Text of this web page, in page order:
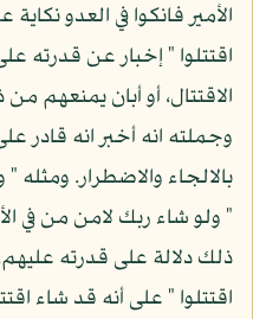
الأمير فانكوا في العدو
اقتتلوا " إخبار عن قدرته
الاقتتال، أو أبان يمنعهم
وجملته انه أخبر انه قادر
بالالجاء والاضطرار. ومثله
" ولو شاء ربك لامن من في
ذلك دلالة على قدرته
اقتتلوا " على أنه قد شاء